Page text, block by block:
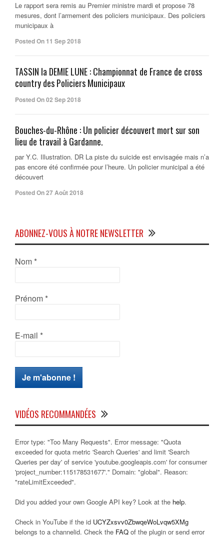
Le rapport sera remis au Premier ministre mardi et propose 78
mesures, dont l’armement des policiers municipaux. Des policiers
municipaux à
Posted On 11 Sep 2018
TASSIN la DEMIE LUNE : Championnat de France de cross
country des Policiers Municipaux
Posted On 02 Sep 2018
Bouches-du-Rhône : Un policier découvert mort sur son
lieu de travail à Gardanne.
par Y.C. Illustration. DR La piste du suicide est envisagée mais n’a
pas encore été confirmée pour l’heure. Un policier municipal a été
découvert
Posted On 27 Août 2018
ABONNEZ-VOUS À NOTRE NEWSLETTER
Nom *
Prénom *
E-mail *
VIDÉOS RECOMMANDÉES
Error type: "Too Many Requests". Error message: "Quota
exceeded for quota metric 'Search Queries' and limit 'Search
Queries per day' of service 'youtube.googleapis.com' for consumer
'project_number:115178531677'." Domain: "global". Reason:
"rateLimitExceeded".
Did you added your own Google API key? Look at the help.
Check in YouTube if the id UCYZxsvv0ZbwqeWoLvqw5XMg
belongs to a channelid. Check the FAQ of the plugin or send error